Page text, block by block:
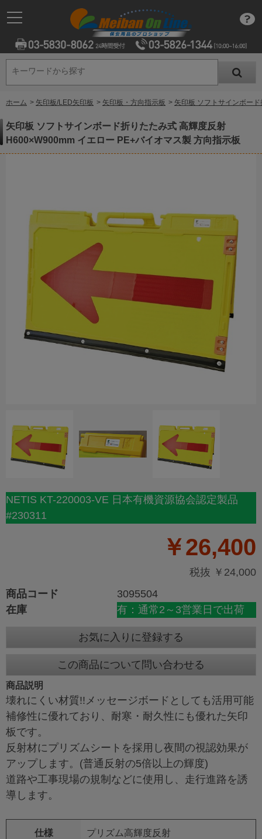
キーワードから探す
キーワードから探す
ホーム > 矢印板/LED矢印板 > 矢印板・方向指示板 > 矢印板 ソフトサインボー
矢印板 ソフトサインボード折りたたみ式 高輝度反射
H600×W900mm イエロー PE+バイオマス製 方向指示板
NETIS KT-220003-VE 日本有機資源協会認定製品
#230311
￥26,400
税抜 ￥24,000
商品コード
3095504
在庫
有：通常2～3営業日で出荷
お気に入りに登録する
この商品について問い合わせる
商品説明
壊れにくい材質!!メッセージボードとしても活用可能
補修性に優れており、耐寒・耐久性にも優れた矢印
板です。
反射材にプリズムシートを採用し夜間の視認効果が
アップします。(普通反射の5倍以上の輝度)
道路や工事現場の規制などに使用し、走行進路を誘
導します。
仕様 プリズム高輝度反射